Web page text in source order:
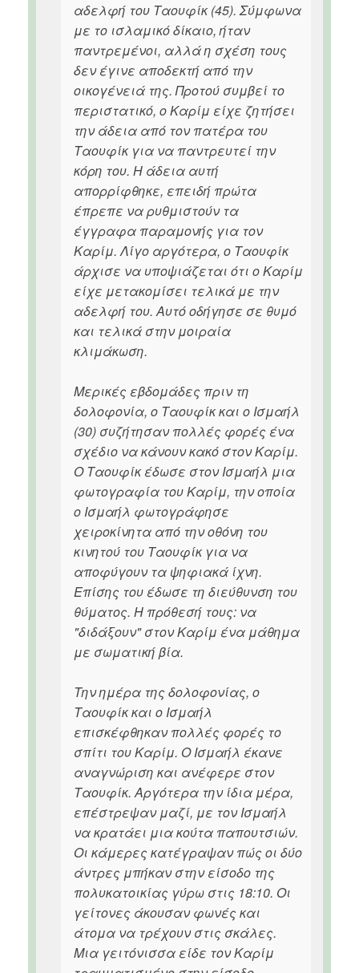
αδελφή του Ταουφίκ (45). Σύμφωνα
με το ισλαμικό δίκαιο, ήταν
παντρεμένοι, αλλά η σχέση τους
δεν έγινε αποδεκτή από την
οικογένειά της. Προτού συμβεί το
περιστατικό, ο Καρίμ είχε ζητήσει
την άδεια από τον πατέρα του
Ταουφίκ για να παντρευτεί την
κόρη του. Η άδεια αυτή
απορρίφθηκε, επειδή πρώτα
έπρεπε να ρυθμιστούν τα
έγγραφα παραμονής για τον
Καρίμ. Λίγο αργότερα, ο Ταουφίκ
άρχισε να υποψιάζεται ότι ο Καρίμ
είχε μετακομίσει τελικά με την
αδελφή του. Αυτό οδήγησε σε θυμό
και τελικά στην μοιραία
κλιμάκωση.
Μερικές εβδομάδες πριν τη
δολοφονία, ο Ταουφίκ και ο Ισμαήλ
(30) συζήτησαν πολλές φορές ένα
σχέδιο να κάνουν κακό στον Καρίμ.
Ο Ταουφίκ έδωσε στον Ισμαήλ μια
φωτογραφία του Καρίμ, την οποία
ο Ισμαήλ φωτογράφησε
χειροκίνητα από την οθόνη του
κινητού του Ταουφίκ για να
αποφύγουν τα ψηφιακά ίχνη.
Επίσης του έδωσε τη διεύθυνση του
θύματος. Η πρόθεσή τους: να
"διδάξουν" στον Καρίμ ένα μάθημα
με σωματική βία.
Την ημέρα της δολοφονίας, ο
Ταουφίκ και ο Ισμαήλ
επισκέφθηκαν πολλές φορές το
σπίτι του Καρίμ. Ο Ισμαήλ έκανε
αναγνώριση και ανέφερε στον
Ταουφίκ. Αργότερα την ίδια μέρα,
επέστρεψαν μαζί, με τον Ισμαήλ
να κρατάει μια κούτα παπουτσιών.
Οι κάμερες κατέγραψαν πώς οι δύο
άντρες μπήκαν στην είσοδο της
πολυκατοικίας γύρω στις 18:10. Οι
γείτονες άκουσαν φωνές και
άτομα να τρέχουν στις σκάλες.
Μια γειτόνισσα είδε τον Καρίμ